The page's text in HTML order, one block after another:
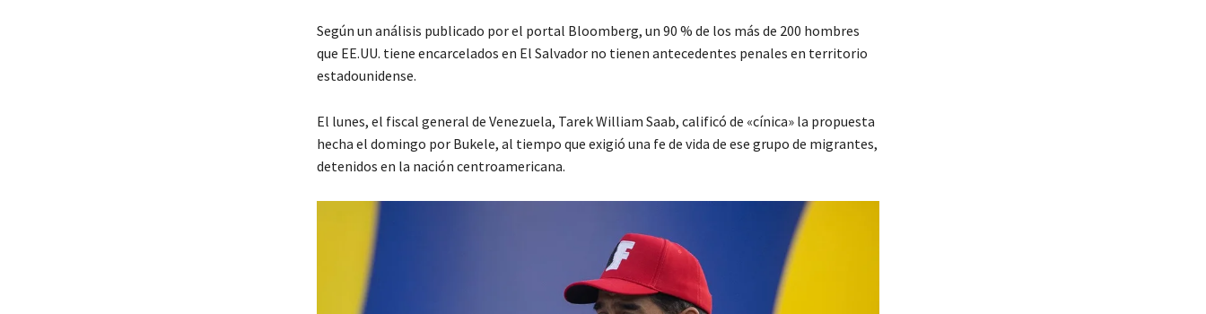
Según un análisis publicado por el portal Bloomberg, un 90 % de los más de 200 hombres
que EE.UU. tiene encarcelados en El Salvador no tienen antecedentes penales en territorio
estadounidense.
El lunes, el fiscal general de Venezuela, Tarek William Saab, calificó de «cínica» la propuesta
hecha el domingo por Bukele, al tiempo que exigió una fe de vida de ese grupo de migrantes,
detenidos en la nación centroamericana.